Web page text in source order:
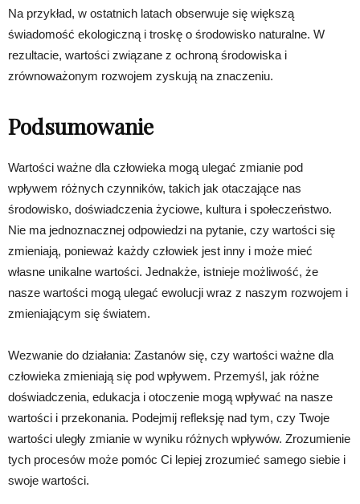
Na przykład, w ostatnich latach obserwuje się większą
świadomość ekologiczną i troskę o środowisko naturalne. W
rezultacie, wartości związane z ochroną środowiska i
zrównoważonym rozwojem zyskują na znaczeniu.
Podsumowanie
Wartości ważne dla człowieka mogą ulegać zmianie pod
wpływem różnych czynników, takich jak otaczające nas
środowisko, doświadczenia życiowe, kultura i społeczeństwo.
Nie ma jednoznacznej odpowiedzi na pytanie, czy wartości się
zmieniają, ponieważ każdy człowiek jest inny i może mieć
własne unikalne wartości. Jednakże, istnieje możliwość, że
nasze wartości mogą ulegać ewolucji wraz z naszym rozwojem i
zmieniającym się światem.
Wezwanie do działania: Zastanów się, czy wartości ważne dla
człowieka zmieniają się pod wpływem. Przemyśl, jak różne
doświadczenia, edukacja i otoczenie mogą wpływać na nasze
wartości i przekonania. Podejmij refleksję nad tym, czy Twoje
wartości uległy zmianie w wyniku różnych wpływów. Zrozumienie
tych procesów może pomóc Ci lepiej zrozumieć samego siebie i
swoje wartości.